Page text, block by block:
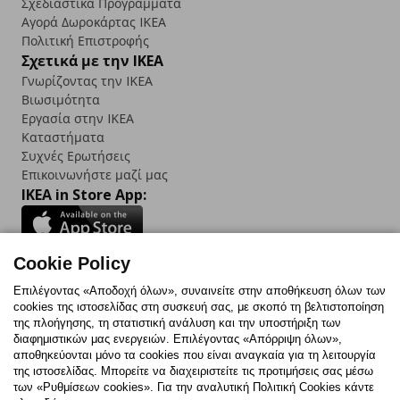
Αγορά Δωρoκάρτας IKEA
Πολιτική Επιστροφής
Σχετικά με την IKEA
Γνωρίζοντας την IKEA
Βιωσιμότητα
Εργασία στην IKEA
Καταστήματα
Συχνές Ερωτήσεις
Επικοινωνήστε μαζί μας
IKEA in Store App:
Follow us:
FacebookInstagram
TikTokYoutubePinterestTwitter
Cookie Policy
Επιλέγοντας «Αποδοχή όλων», συναινείτε στην αποθήκευση όλων των
cookies της ιστοσελίδας στη συσκευή σας, με σκοπό τη βελτιστοποίηση
της πλοήγησης, τη στατιστική ανάλυση και την υποστήριξη των
διαφημιστικών μας ενεργειών. Επιλέγοντας «Απόρριψη όλων»,
αποθηκεύονται μόνο τα cookies που είναι αναγκαία για τη λειτουργία
της ιστοσελίδας. Μπορείτε να διαχειριστείτε τις προτιμήσεις σας μέσω
των «Ρυθμίσεων cookies». Για την αναλυτική Πολιτική Cookies κάντε